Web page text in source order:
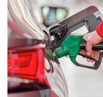
Ana Sayfa
Kodlama
Kripto Para
İletişim